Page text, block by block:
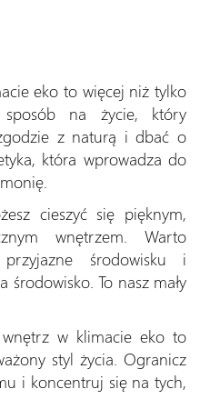
eko to więcej niż tylko
sposób na życie, który
z naturą i dbać o
która wprowadza do
cieszyć się pięknym,
wnętrzem. Warto
środowisku i
środowisko. To nasz mały
w klimacie eko to
styl życia. Ogranicz
i koncentruj się na tych,